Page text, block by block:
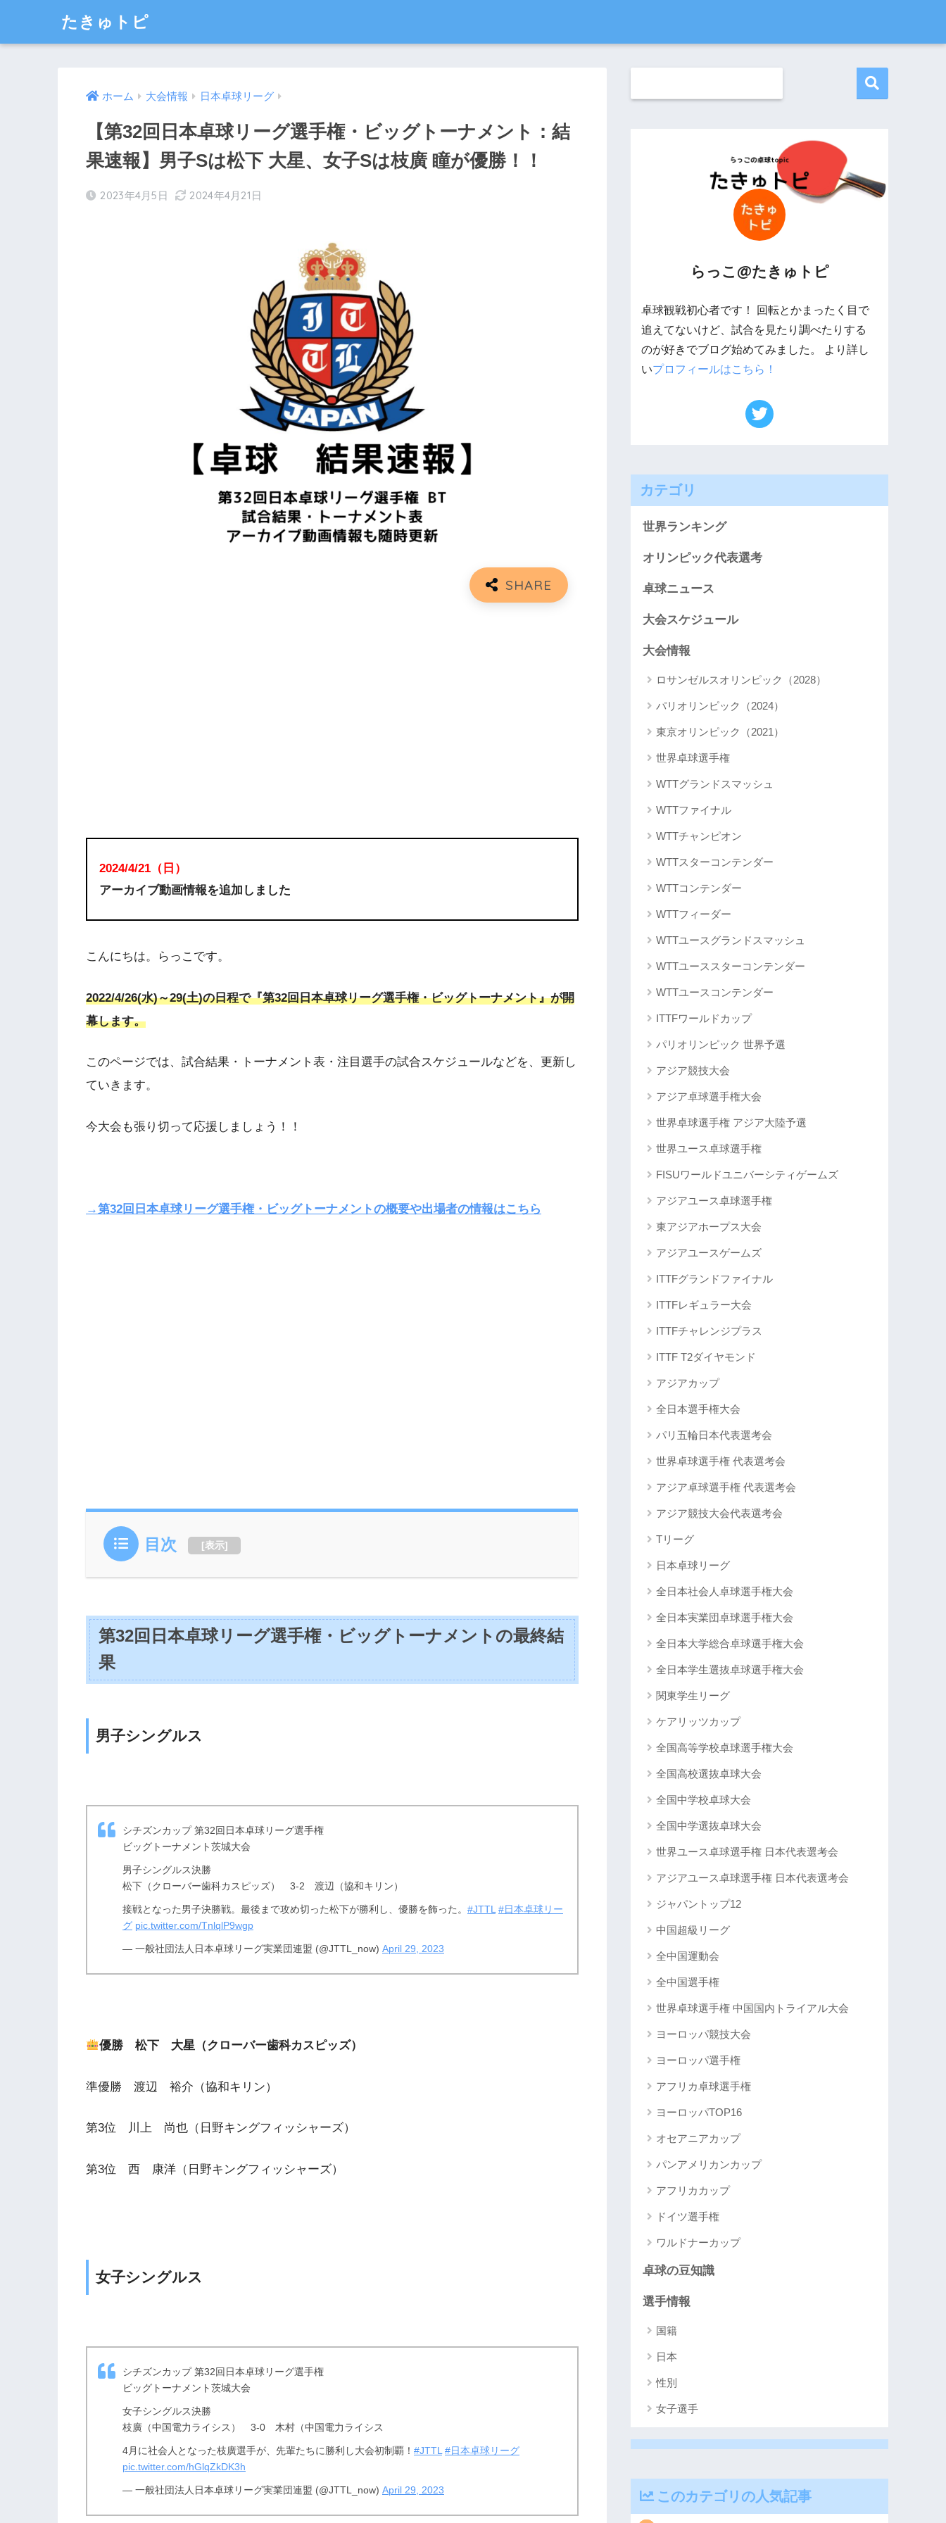
たきゅトピ
ホーム 大会情報 日本卓球リーグ
【第32回日本卓球リーグ選手権・ビッグトーナメント：結
果速報】男子Sは松下 大星、女子Sは枝廣 瞳が優勝！！
2023年4月5日 2024年4月21日
2024/4/21（日）
アーカイブ動画情報を追加しました
こんにちは。らっこです。
2022/4/26(水)～29(土)の日程で『第32回日本卓球リーグ選手権・ビッグトーナメント』が開
幕します。
このページでは、試合結果・トーナメント表・注目選手の試合スケジュールなどを、更新し
ていきます。
今大会も張り切って応援しましょう！！
→第32回日本卓球リーグ選手権・ビッグトーナメントの概要や出場者の情報はこちら
目次 [表示]
第32回日本卓球リーグ選手権・ビッグトーナメントの最終結
果
男子シングルス
シチズンカップ 第32回日本卓球リーグ選手権
ビッグトーナメント茨城大会
男子シングルス決勝
松下（クローバー歯科カスピッズ） 3-2 渡辺（協和キリン）
接戦となった男子決勝戦。最後まで攻め切った松下が勝利し、優勝を飾った。 #JTTL #日本卓球リー
グ pic.twitter.com/TnlqlP9wgp
— 一般社団法人日本卓球リーグ実業団連盟 (@JTTL_now) April 29, 2023
優勝 松下 大星（クローバー歯科カスピッズ）
準優勝 渡辺 裕介（協和キリン）
第3位 川上 尚也（日野キングフィッシャーズ）
第3位 西 康洋（日野キングフィッシャーズ）
女子シングルス
シチズンカップ 第32回日本卓球リーグ選手権
ビッグトーナメント茨城大会
女子シングルス決勝
枝廣（中国電力ライシス） 3-0 木村（中国電力ライシス
4月に社会人となった枝廣選手が、先輩たちに勝利し大会初制覇！ #JTTL #日本卓球リーグ
pic.twitter.com/hGlqZkDK3h
— 一般社団法人日本卓球リーグ実業団連盟 (@JTTL_now) April 29, 2023
らっこ@たきゅトピ
卓球観戦初心者です！ 回転とかまったく目で
追えてないけど、試合を見たり調べたりする
のが好きでブログ始めてみました。 より詳し
いプロフィールはこちら！
カテゴリ
世界ランキング
オリンピック代表選考
卓球ニュース
大会スケジュール
大会情報
ロサンゼルスオリンピック（2028）
パリオリンピック（2024）
東京オリンピック（2021）
世界卓球選手権
WTTグランドスマッシュ
WTTファイナル
WTTチャンピオン
WTTスターコンテンダー
WTTコンテンダー
WTTフィーダー
WTTユースグランドスマッシュ
WTTユーススターコンテンダー
WTTユースコンテンダー
ITTFワールドカップ
パリオリンピック 世界予選
アジア競技大会
アジア卓球選手権大会
世界卓球選手権 アジア大陸予選
世界ユース卓球選手権
FISUワールドユニバーシティゲームズ
アジアユース卓球選手権
東アジアホープス大会
アジアユースゲームズ
ITTFグランドファイナル
ITTFレギュラー大会
ITTFチャレンジプラス
ITTF T2ダイヤモンド
アジアカップ
全日本選手権大会
パリ五輪日本代表選考会
世界卓球選手権 代表選考会
アジア卓球選手権 代表選考会
アジア競技大会代表選考会
Tリーグ
日本卓球リーグ
全日本社会人卓球選手権大会
全日本実業団卓球選手権大会
全日本大学総合卓球選手権大会
全日本学生選抜卓球選手権大会
関東学生リーグ
ケアリッツカップ
全国高等学校卓球選手権大会
全国高校選抜卓球大会
全国中学校卓球大会
全国中学選抜卓球大会
世界ユース卓球選手権 日本代表選考会
アジアユース卓球選手権 日本代表選考会
ジャパントップ12
中国超級リーグ
全中国運動会
全中国選手権
世界卓球選手権 中国国内トライアル大会
ヨーロッパ競技大会
ヨーロッパ選手権
アフリカ卓球選手権
ヨーロッパTOP16
オセアニアカップ
パンアメリカンカップ
アフリカカップ
ドイツ選手権
ワルドナーカップ
卓球の豆知識
選手情報
国籍
日本
性別
女子選手
このカテゴリの人気記事